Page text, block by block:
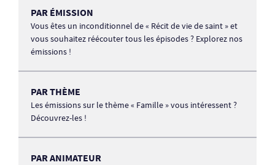
PAR ÉMISSION
Vous êtes un inconditionnel de « Récit de vie de saint » et
vous souhaitez réécouter tous les épisodes ? Explorez nos
émissions !
PAR THÈME
Les émissions sur le thème « Famille » vous intéressent ?
Découvrez-les !
PAR ANIMATEUR